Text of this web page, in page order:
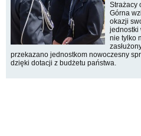
Strażacy
Górna
okazji
jednostki
nie tylko
przekazano jednostkom nowoczesny
dzięki dotacji z budżetu państwa.